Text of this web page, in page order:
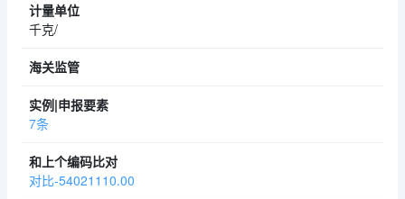
千克/
7条
对比-54021110.00